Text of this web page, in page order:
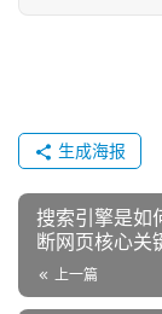
生成海报
搜索引擎是如
断网页核心关
上一篇